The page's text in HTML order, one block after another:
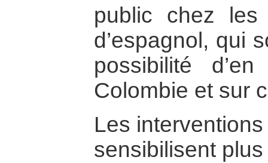
public chez les
d’espagnol, qui
possibilité
Colombie et sur
Les
sensibilisent